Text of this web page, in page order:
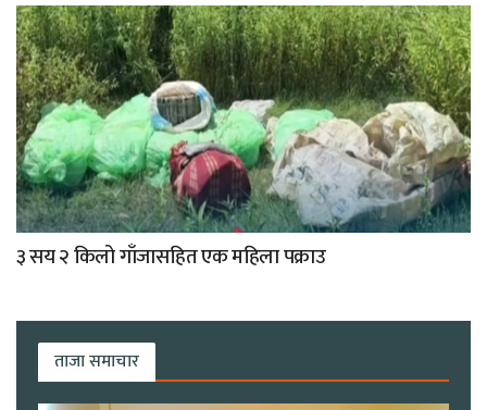
३ सय २ किलो गाँजासहित एक महिला पक्राउ
ताजा समाचार